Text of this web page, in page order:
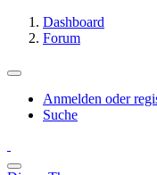
Dashboard
Forum
Anmelden oder
Suche